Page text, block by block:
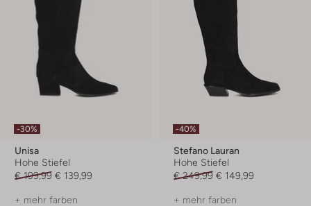
-30%
Unisa
Hohe Stiefel
€ 199,99 € 139,99
+ mehr farben
-40%
Stefano Lauran
Hohe Stiefel
€ 249,99 € 149,99
+ mehr farben